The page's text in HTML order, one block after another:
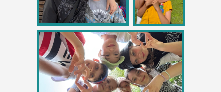
30 000 рублей